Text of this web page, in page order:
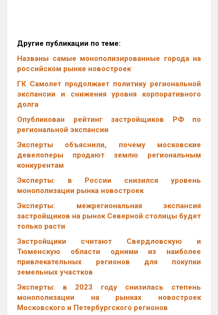
Другие публикации по теме:
Названы самые монополизированные города на
российском рынке новостроек
ГК Самолет продолжает политику региональной
экспансии и снижения уровня корпоративного
долга
Опубликован рейтинг застройщиков РФ по
региональной экспансии
Эксперты объяснили, почему московские
девелоперы продают землю региональным
конкурентам
Эксперты: в России снизился уровень
монополизации рынка новостроек
Эксперты: межрегиональная экспансия
застройщиков на рынок Северной столицы будет
только расти
Застройщики считают Свердловскую и
Тюменскую области одними из наиболее
привлекательных регионов для покупки
земельных участков
Эксперты: в 2023 году снизилась степень
монополизации на рынках новостроек
Московского и Петербургского регионов